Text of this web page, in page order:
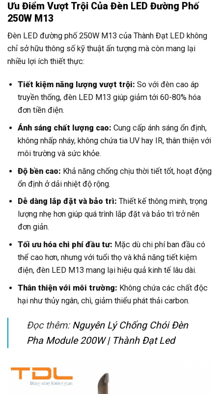
Ưu Điểm Vượt Trội Của Đèn LED Đường Phố
250W M13
Đèn LED đường phố 250W M13 của Thành Đạt LED không
chỉ sở hữu thông số kỹ thuật ấn tượng mà còn mang lại
nhiều lợi ích thiết thực:
Tiết kiệm năng lượng vượt trội: So với đèn cao áp
truyền thống, đèn LED M13 giúp giảm tới 60-80% hóa
đơn tiền điện.
Ánh sáng chất lượng cao: Cung cấp ánh sáng ổn định,
không nhấp nháy, không chứa tia UV hay IR, thân thiện với
môi trường và sức khỏe.
Độ bền cao: Khả năng chống chịu thời tiết tốt, hoạt động
ổn định ở dải nhiệt độ rộng.
Dễ dàng lắp đặt và bảo trì: Thiết kế thông minh, trọng
lượng nhẹ hơn giúp quá trình lắp đặt và bảo trì trở nên
đơn giản.
Tối ưu hóa chi phí đầu tư: Mặc dù chi phí ban đầu có
thể cao hơn, nhưng với tuổi thọ và khả năng tiết kiệm
điện, đèn LED M13 mang lại hiệu quả kinh tế lâu dài.
Thân thiện với môi trường: Không chứa các chất độc
hại như thủy ngân, chì, giảm thiểu phát thải carbon.
Đọc thêm: Nguyên Lý Chống Chói Đèn
Pha Module 200W | Thành Đạt Led